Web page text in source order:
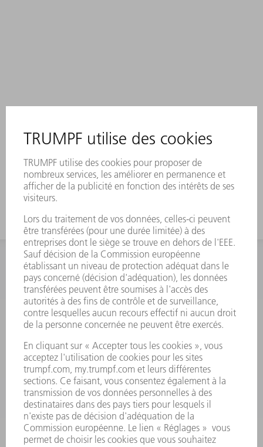
INFORMATION
Foire aux questions
Termes et conditions
CONTACT
01 48 17 37 73
Lun - Jeu 08:00h - 16:30h
Ven 08:00h - 12:30h
outillages@fr.TRUMPF.com
CONTACT
Pièces Détachées
01 48 17 37 57
Lun – Ven 8:30h - 17:30h